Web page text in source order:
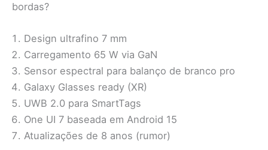
bordas?
Design ultrafino 7 mm
Carregamento 65 W via GaN
Sensor espectral para balanço de branco pro
Galaxy Glasses ready (XR)
UWB 2.0 para SmartTags
One UI 7 baseada em Android 15
Atualizações de 8 anos (rumor)